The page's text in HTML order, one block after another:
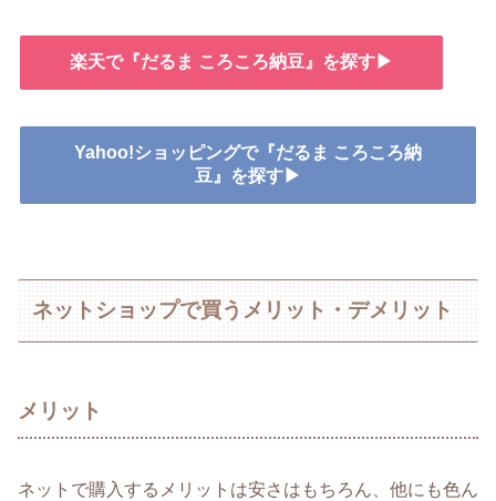
楽天で『だるま ころころ納豆』を探す▶
Yahoo!ショッピングで『だるま ころころ納
豆』を探す▶
ネットショップで買うメリット・デメリット
メリット
ネットで購入するメリットは安さはもちろん、他にも色ん